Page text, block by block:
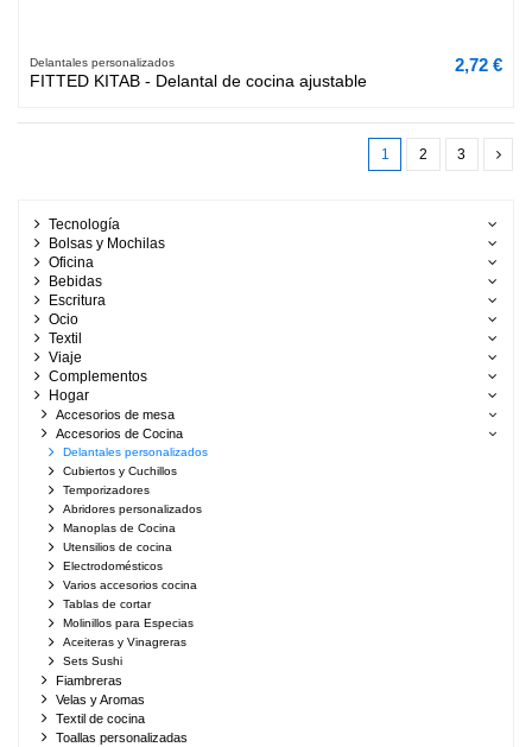
Delantales personalizados
FITTED KITAB - Delantal de cocina ajustable
2,72 €
1 2 3
Tecnología
Bolsas y Mochilas
Oficina
Bebidas
Escritura
Ocio
Textil
Viaje
Complementos
Hogar
Accesorios de mesa
Accesorios de Cocina
Delantales personalizados
Cubiertos y Cuchillos
Temporizadores
Abridores personalizados
Manoplas de Cocina
Utensilios de cocina
Electrodomésticos
Varios accesorios cocina
Tablas de cortar
Molinillos para Especias
Aceiteras y Vinagreras
Sets Sushi
Fiambreras
Velas y Aromas
Textil de cocina
Toallas personalizadas